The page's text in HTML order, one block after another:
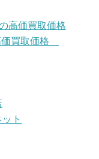
高価買取価格
価買取価格
ト